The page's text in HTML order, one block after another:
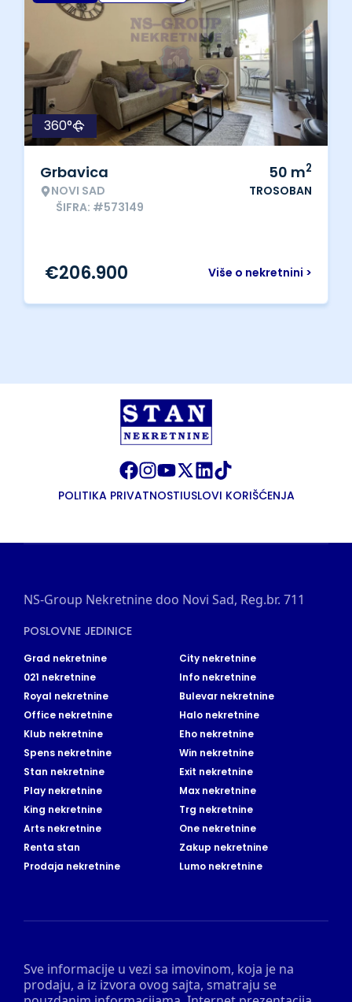
360°
Grbavica
NOVI SAD
ŠIFRA: #573149
50 m2
TROSOBAN
Više o nekretnini >
€206.900
POLITIKA PRIVATNOSTIUSLOVI KORIŠĆENJA
Sve informacije u vezi sa imovinom, koja je na
prodaju, a iz izvora ovog sajta, smatraju se
NS-Group Nekretnine doo Novi Sad, Reg.br. 711
POSLOVNE JEDINICE
Grad nekretnine
City nekretnine
021 nekretnine
Info nekretnine
Royal nekretnine
Bulevar nekretnine
Office nekretnine
Halo nekretnine
Klub nekretnine
Eho nekretnine
Spens nekretnine
Win nekretnine
Stan nekretnine
Exit nekretnine
Play nekretnine
Max nekretnine
King nekretnine
Trg nekretnine
Arts nekretnine
One nekretnine
Renta stan
Zakup nekretnine
Prodaja nekretnine
Lumo nekretnine